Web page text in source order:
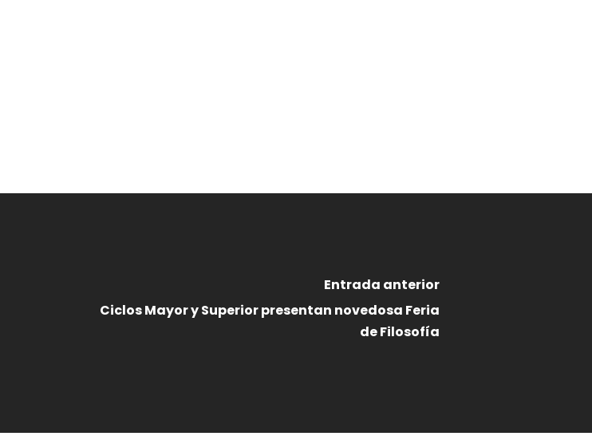
Entrada anterior
Ciclos Mayor y Superior presentan novedosa Feria
de Filosofía